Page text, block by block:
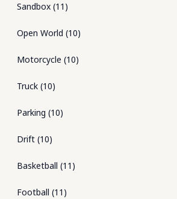
Sandbox (11 )
Open World (10)
Motorcycle (10)
Truck (10)
Parking (10)
Drift (10)
Basketball (11 )
Football (11 )